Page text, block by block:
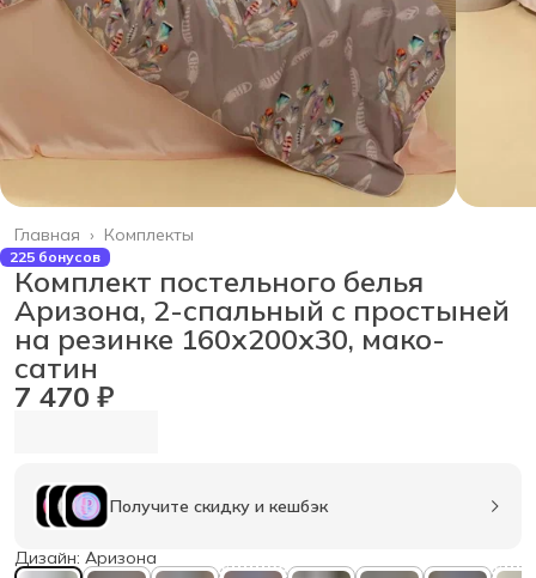
Комплекты
Главная ›
225 бонусов
Комплект постельного белья
Аризона, 2-спальный с простыней
на резинке 160х200х30, мако-
сатин
7 470 ₽
Получите скидку и кешбэк
Дизайн: Аризона